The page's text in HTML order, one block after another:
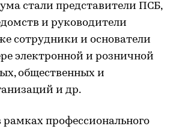
стали представители ПСБ,
и руководители
сотрудники и основатели
электронной и розничной
общественных и
и др.
рамках профессионального